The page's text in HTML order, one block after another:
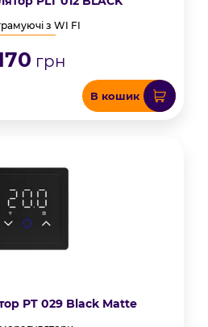
з WI FI
грн
В кошик
PT 029 Black Matte